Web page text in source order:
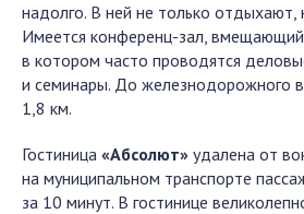
надолго. В ней не только отдыхают,
Имеется конференц-зал, вмещающий
в котором часто проводятся
и семинары. До железнодорожного
1,8 км.
Гостиница «Абсолют» удалена от
на муниципальном транспорте
за 10 минут. В гостинице